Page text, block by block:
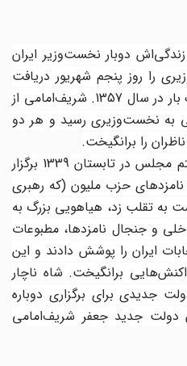
دوبار نخست‌وزیر ایران
را روز پنجم شهریور دریافت
کرد؛ یک بار در سال 1339 و یک بار در سال 1357. شریف‌امامی از
به نخست‌وزیری رسید و هر دو
را برانگیخت.
هنگامی که انتخابات دوره بیستم مجلس در تابستان 1339 برگزار
حزب ملیون (که رهبری
تقلب زد، هیاهویی بزرگ به
و جنجال نامزدها، مطبوعات
ایران را پوشش دادند و این
برانگیخت. شاه ناچار
جدیدی برای برگزاری دوباره
دولت جدید جعفر شریف‌امامی